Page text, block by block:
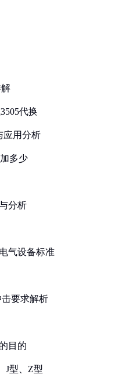
代换
应用分析
多少
分析
气设备标准
要求解析
目的
J型、Z型